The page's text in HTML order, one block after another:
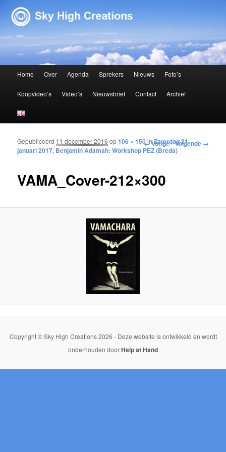
Sky High Creations
Spring naar de primaire inhoud
Spring naar de secundaire inhoud
Home Over Agenda Sprekers Nieuws Foto’s
Koopvideo’s Video’s Nieuwsbrief Contact Archief
Afbeeldingsnavigatie ← Vorige Volgende →
VAMA_Cover-212×300
Gepubliceerd 11 december 2016 op106 × 150inZaterdag 21
januari 2017, Benjamin Adamah: Workshop PEZ (Breda)
Copyright © Sky High Creations 2026 - Deze website is ontwikkeld en wordt
onderhouden doorHelp at Hand